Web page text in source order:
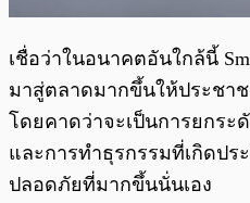
เชื่อว่าในอนาคตอันใกล้นี้
มาสู่ตลาดมากขึ้นให้ประชา
โดยคาดว่าจะเป็นการยกร
และการทำธุรกรรมที่เกิดป
ปลอดภัยที่มากขึ้นนั่นเอง